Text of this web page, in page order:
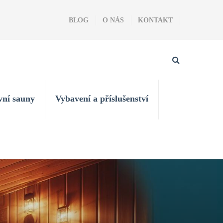
BLOG O NÁS KONTAKT
sauny Vybavení a příslušenství